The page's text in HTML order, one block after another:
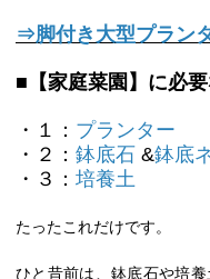
⇒脚付き大型プラン
■【家庭菜園】に必
・１： プランター
・２： 鉢底石 &鉢底
・３： 培養土
たったこれだけです。
ひと昔前は、鉢底石や培